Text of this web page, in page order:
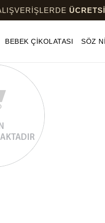
ÜCRETSİZ
BEBEK ÇİKOLATASI SÖZ